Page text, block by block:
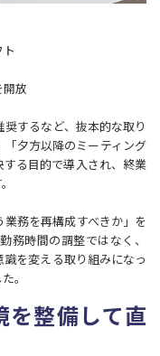
放
するなど、抜本的な取り
夕方以降のミーティング
る目的で導入され、終業
務を再構成すべきか」を
務時間の調整ではなく、
識を変える取り組みになっ
。
を整備して直